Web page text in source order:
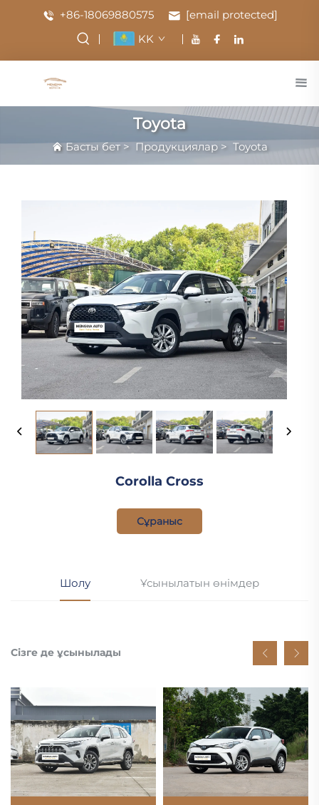
+86-18069880575
[email protected]
KK
Toyota
Басты бет> Продукциялар> Toyota
Corolla Cross
Сұраныс
Шолу Ұсынылатын өнімдер
Сізге де ұсынылады